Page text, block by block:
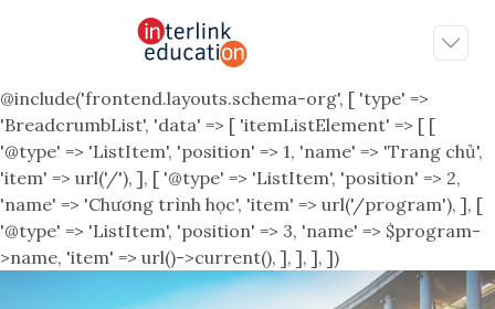
@include('frontend.layouts.schema-org', [ 'type' =>
'BreadcrumbList', 'data' => [ 'itemListElement' => [ [
'@type' => 'ListItem', 'position' => 1, 'name' => 'Trang chủ',
'item' => url('/'), ], [ '@type' => 'ListItem', 'position' => 2,
'name' => 'Chương trình học', 'item' => url('/program'), ], [
'@type' => 'ListItem', 'position' => 3, 'name' => $program-
>name, 'item' => url()->current(), ], ], ], ])